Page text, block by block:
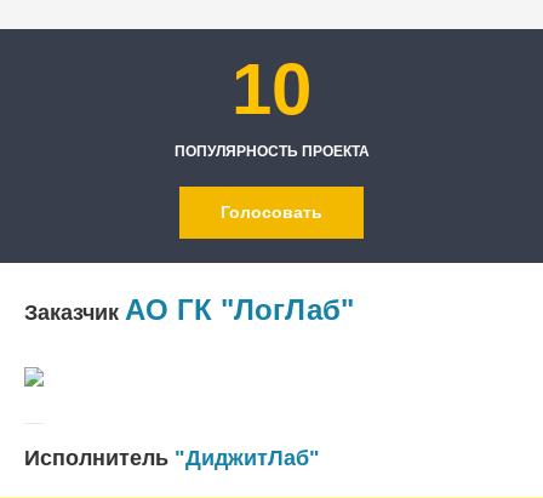
10
ПОПУЛЯРНОСТЬ ПРОЕКТА
Голосовать
Заказчик АО ГК "ЛогЛаб"
Исполнитель "ДиджитЛаб"